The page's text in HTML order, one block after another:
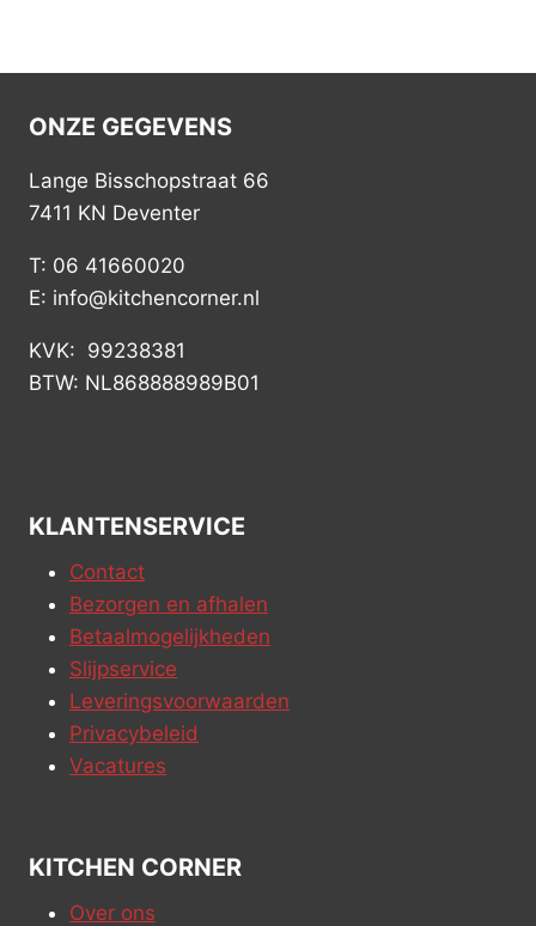
ONZE GEGEVENS
Lange Bisschopstraat 66
7411 KN Deventer
T: 06 41660020
E: info@kitchencorner.nl
KVK: 99238381
BTW: NL868888989B01
KLANTENSERVICE
Contact
Bezorgen en afhalen
Betaalmogelijkheden
Slijpservice
Leveringsvoorwaarden
Privacybeleid
Vacatures
KITCHEN CORNER
Over ons